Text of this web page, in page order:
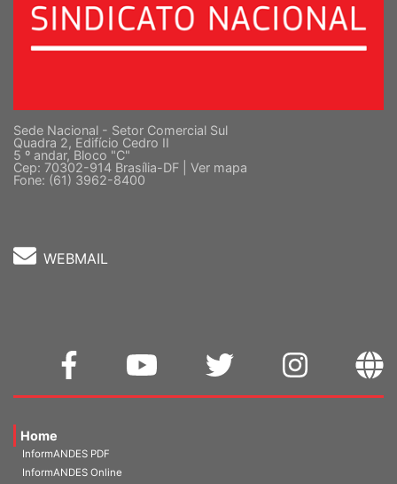
Sede Nacional - Setor Comercial Sul
Quadra 2, Edifício Cedro II
5 º andar, Bloco "C"
Cep: 70302-914 Brasília-DF | Ver mapa
Fone: (61) 3962-8400
WEBMAIL
Home
InformANDES PDF
InformANDES Online